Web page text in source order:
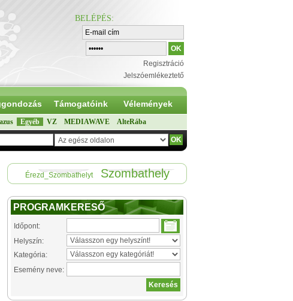
BELÉPÉS:
Regisztráció
Jelszóemlékeztető
Támogatóink Vélemények
Egyéb VZ MEDIAWAVE AlteRába
Érezd_Szombathelyt Szombathely
PROGRAMKERESŐ
Időpont:
Helyszín:
Kategória:
Esemény neve: